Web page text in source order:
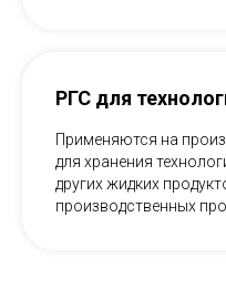
РГС для
Применяются на
для хранения
других жидких
производственных